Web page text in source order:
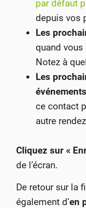
par défaut
depuis vos
Les
quand vous
Notez à
Les
ce contact
autre
Cliquez sur «
de l’écran.
De retour sur la
également d’en